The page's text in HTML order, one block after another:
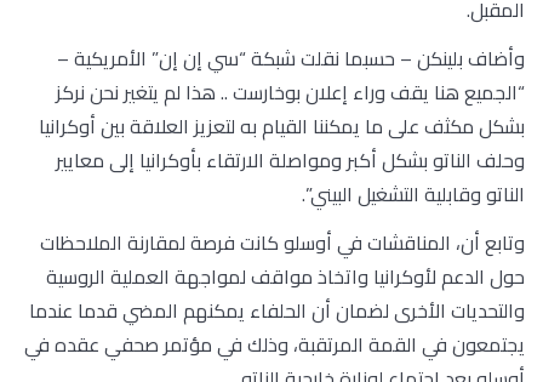
المقبل.
وأضاف بلينكن – حسبما نقلت شبكة “سي إن إن” الأمريكية –
“الجميع هنا يقف وراء إعلان بوخارست .. هذا لم يتغير نحن نركز
بشكل مكثف على ما يمكننا القيام به لتعزيز العلاقة بين أوكرانيا
وحلف الناتو بشكل أكبر ومواصلة الارتقاء بأوكرانيا إلى معايير
الناتو وقابلية التشغيل البيني”.
وتابع أن، المناقشات في أوسلو كانت فرصة لمقارنة الملاحظات
حول الدعم لأوكرانيا واتخاذ مواقف لمواجهة العملية الروسية
والتحديات الأخرى لضمان أن الحلفاء يمكنهم المضي قدما عندما
يجتمعون في القمة المرتقبة، وذلك في مؤتمر صحفي عقده في